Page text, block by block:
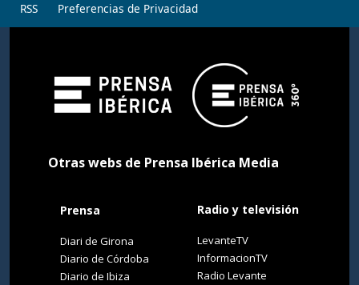
RSS Preferencias de Privacidad
Otras webs de Prensa Ibérica Media
Prensa
Diari de Girona
Diario de Córdoba
Diario de Ibiza
Radio y televisión
LevanteTV
InformacionTV
Radio Levante